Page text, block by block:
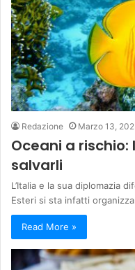
Redazione Marzo 13,
Oceani a rischio:
salvarli
L’Italia e la sua diplomazia
Esteri si sta infatti
Read More »